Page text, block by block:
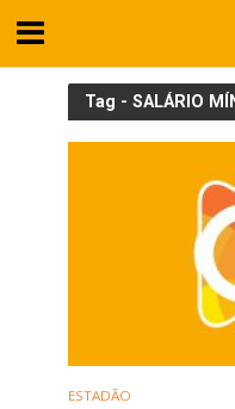
Tag - SALÁRIO
ESTADÃO